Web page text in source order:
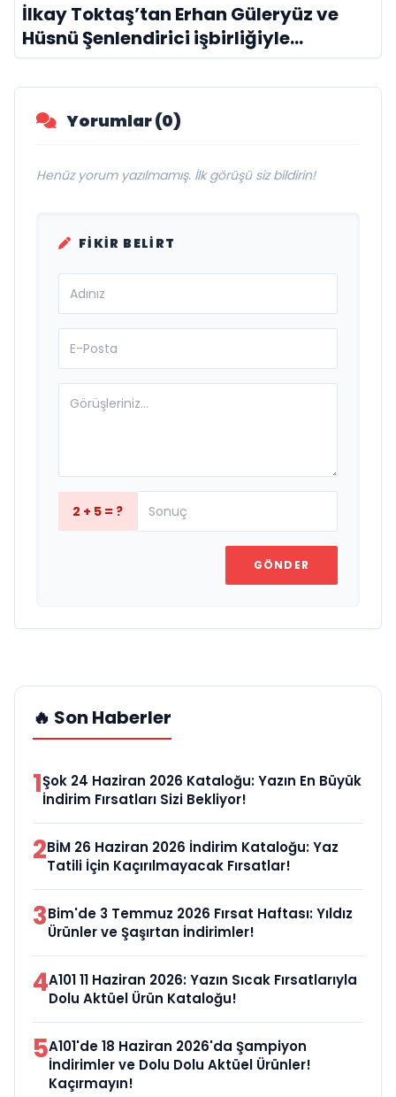
İlkay Toktaş’tan Erhan Güleryüz ve
Hüsnü Şenlendirici işbirliğiyle
duygusal bir aşk manifestosu: “Deliler
Gibi”
Yorumlar (0)
Henüz yorum yazılmamış. İlk görüşü siz bildirin!
FIKIR BELIRT
2 + 5 = ?
GÖNDER
🔥 Son Haberler
1Şok 24 Haziran 2026 Kataloğu: Yazın En Büyük
İndirim Fırsatları Sizi Bekliyor!
2BİM 26 Haziran 2026 İndirim Kataloğu: Yaz
Tatili İçin Kaçırılmayacak Fırsatlar!
3Bim'de 3 Temmuz 2026 Fırsat Haftası: Yıldız
Ürünler ve Şaşırtan İndirimler!
4A101 11 Haziran 2026: Yazın Sıcak Fırsatlarıyla
Dolu Aktüel Ürün Kataloğu!
5A101'de 18 Haziran 2026'da Şampiyon
İndirimler ve Dolu Dolu Aktüel Ürünler!
Kaçırmayın!